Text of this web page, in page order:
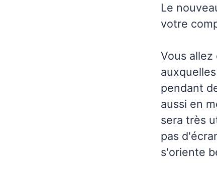
Le
votre
Vous
pendant
aussi en
sera très
pas
s'oriente